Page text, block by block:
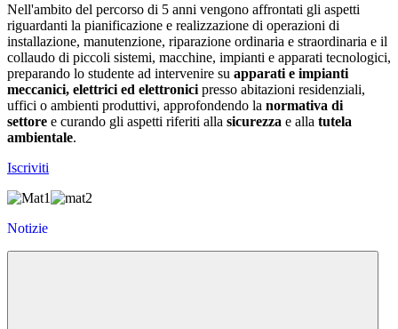
Nell'ambito del percorso di 5 anni vengono affrontati gli aspetti
riguardanti la pianificazione e realizzazione di operazioni di
installazione, manutenzione, riparazione ordinaria e straordinaria e il
collaudo di piccoli sistemi, macchine, impianti e apparati tecnologici,
preparando lo studente ad intervenire su apparati e impianti
meccanici, elettrici ed elettronici presso abitazioni residenziali,
uffici o ambienti produttivi, approfondendo la normativa di
settore e curando gli aspetti riferiti alla sicurezza e alla tutela
ambientale.
Iscriviti
Notizie